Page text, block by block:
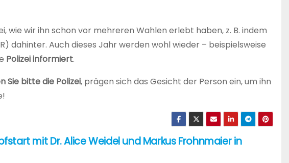
wie wir ihn schon vor mehreren Wahlen erlebt haben, z. B. indem
dahinter. Auch dieses Jahr werden wohl wieder – beispielsweise
Polizei informiert.
Sie bitte die Polizei, prägen sich das Gesicht der Person ein, um ihn
mit Dr. Alice Weidel und Markus Frohnmaier in